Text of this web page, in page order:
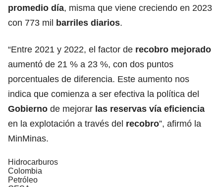
promedio día, misma que viene creciendo en 2023
con 773 mil barriles diarios.
“Entre 2021 y 2022, el factor de recobro mejorado
aumentó de 21 % a 23 %, con dos puntos
porcentuales de diferencia. Este aumento nos
indica que comienza a ser efectiva la política del
Gobierno de mejorar las reservas vía eficiencia
en la explotación a través del recobro”, afirmó la
MinMinas.
Hidrocarburos
Colombia
Petróleo